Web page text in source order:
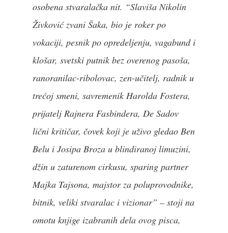
osobena stvaralačka nit. “Slaviša Nikolin
Živković zvani Šaka, bio je roker po
vokaciji, pesnik po opredeljenju, vagabund i
klošar, svetski putnik bez overenog pasoša,
ranoranilac-ribolovac, zen-učitelj, radnik u
trećoj smeni, savremenik Harolda Fostera,
prijatelj Rajnera Fasbindera, De Sadov
lični kritičar, čovek koji je uživo gledao Ben
Belu i Josipa Broza u blindiranoj limuzini,
džin u zaturenom cirkusu, sparing partner
Majka Tajsona, majstor za poluprovodnike,
bitnik, veliki stvaralac i vizionar” – stoji na
omotu knjige izabranih dela ovog pisca,